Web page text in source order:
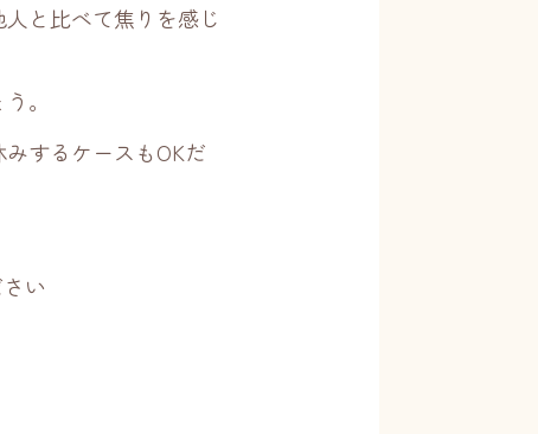
と比べて焦りを感じ
。
するケースもOKだ
い